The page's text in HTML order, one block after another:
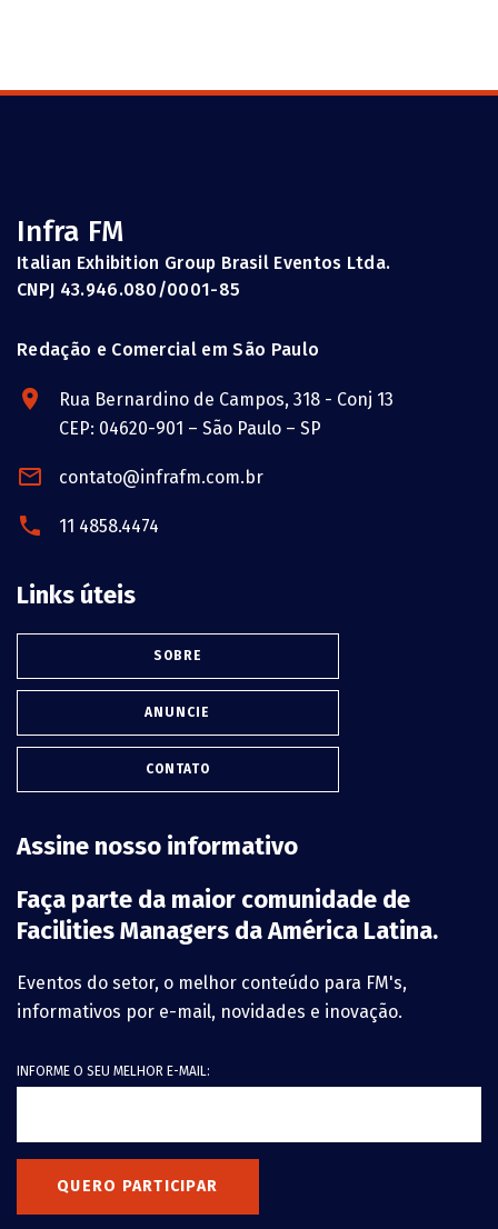
Infra FM
Italian Exhibition Group Brasil Eventos Ltda.
CNPJ 43.946.080/0001-85
Redação e Comercial em São Paulo
Rua Bernardino de Campos, 318 - Conj 13
CEP: 04620-901 – São Paulo – SP
contato@infrafm.com.br
11 4858.4474
Links úteis
SOBRE
ANUNCIE
CONTATO
Assine nosso informativo
Faça parte da maior comunidade de
Facilities Managers da América Latina.
Eventos do setor, o melhor conteúdo para FM's,
informativos por e-mail, novidades e inovação.
INFORME O SEU MELHOR E-MAIL:
QUERO PARTICIPAR